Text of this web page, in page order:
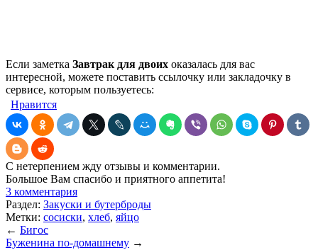
Если заметка Завтрак для двоих оказалась для вас
интересной, можете поставить ссылочку или закладочку в
сервисе, которым пользуетесь:
Нравится
С нетерпением жду отзывы и комментарии.
Большое Вам спасибо и приятного аппетита!
3 комментария
Раздел: Закуски и бутерброды
Метки: сосиски, хлеб, яйцо
← Бигос
Буженина по-домашнему →